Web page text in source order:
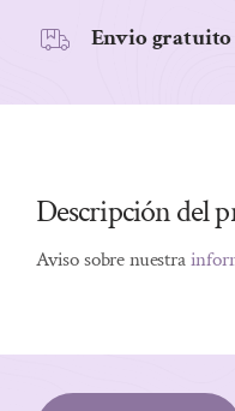
Envio
Descripción del
Aviso sobre nuestra